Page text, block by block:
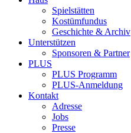
Spielstätten
Kostümfundus
Geschichte & Archiv
Unterstützen
Sponsoren & Partner
PLUS
PLUS Programm
PLUS-Anmeldung
Kontakt
Adresse
Jobs
Presse